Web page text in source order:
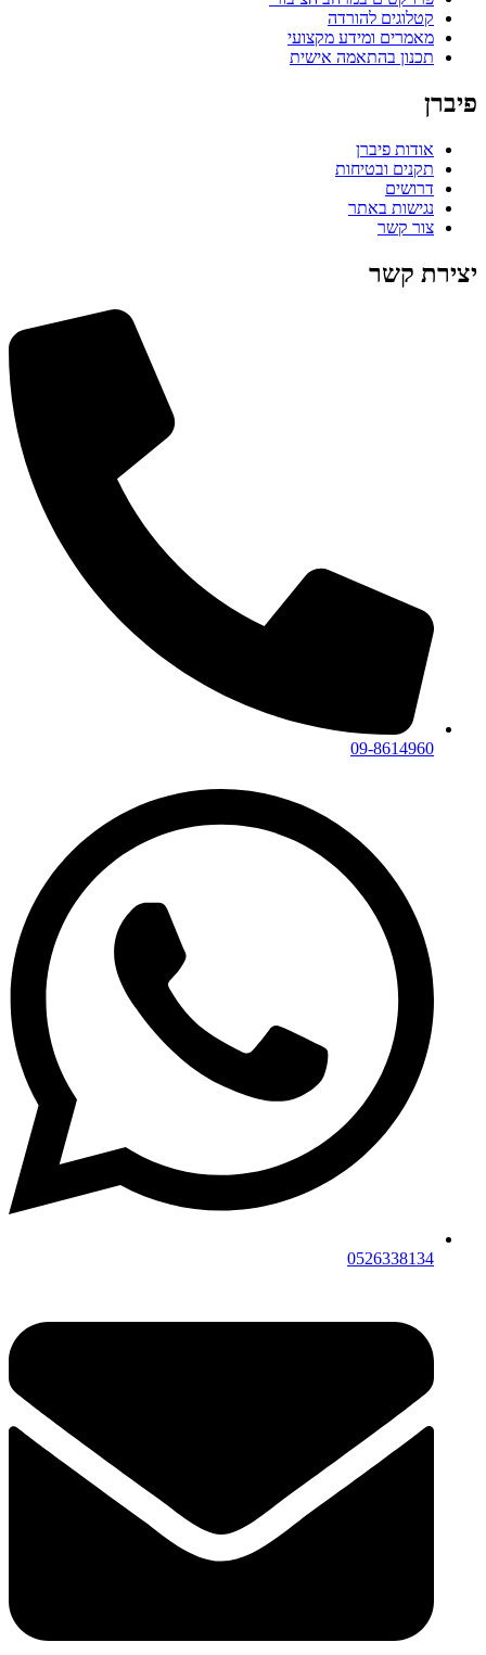
קטלוגים להורדה
מאמרים ומידע מקצועי
תכנון בהתאמה אישית
פיברן
אודות פיברן
תקנים ובטיחות
דרושים
נגישות באתר
צור קשר
יצירת קשר
09-8614960
0526338134